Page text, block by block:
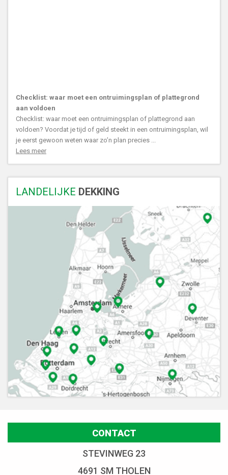
Checklist: waar moet een ontruimingsplan of plattegrond
aan voldoen
Checklist: waar moet een ontruimingsplan of plattegrond aan
voldoen? Voordat je tijd of geld steekt in een ontruimingsplan, wil
je eerst gewoon weten waar zo’n plan precies ...
Lees meer
LANDELIJKE DEKKING
CONTACT
STEVINWEG 23
4691 SM THOLEN